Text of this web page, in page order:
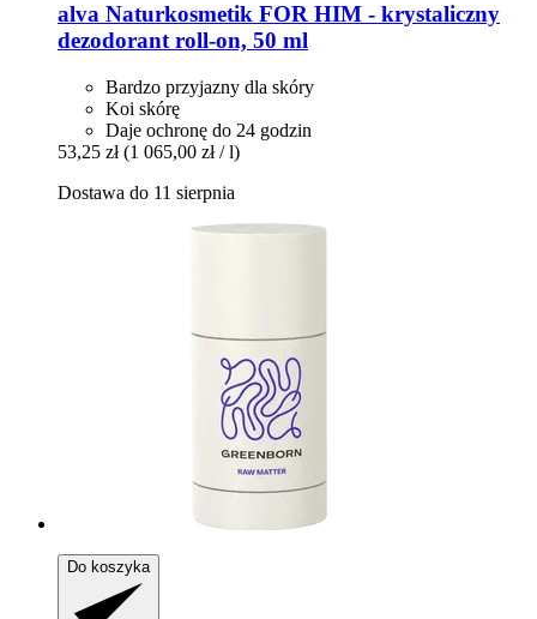
alva Naturkosmetik FOR HIM -​ krystaliczny
dezodorant roll-​on, 50 ml
Bardzo przyjazny dla skóry
Koi skórę
Daje ochronę do 24 godzin
53,25 zł (1 065,00 zł / l)
Dostawa do 11 sierpnia
Do koszyka